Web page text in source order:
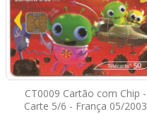
CT0009 Cartão com Chip -
Carte 5/6 - França 05/2003